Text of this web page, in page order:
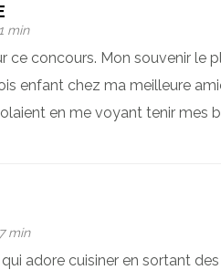
min
ce concours. Mon souvenir le
enfant chez ma meilleure
en me voyant tenir mes
min
adore cuisiner en sortant